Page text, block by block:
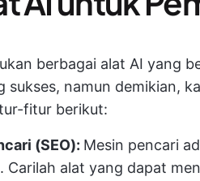
berbagai alat AI yang
sukses, namun demikian,
fitur berikut:
(SEO): Mesin pencari
Carilah alat yang dapat